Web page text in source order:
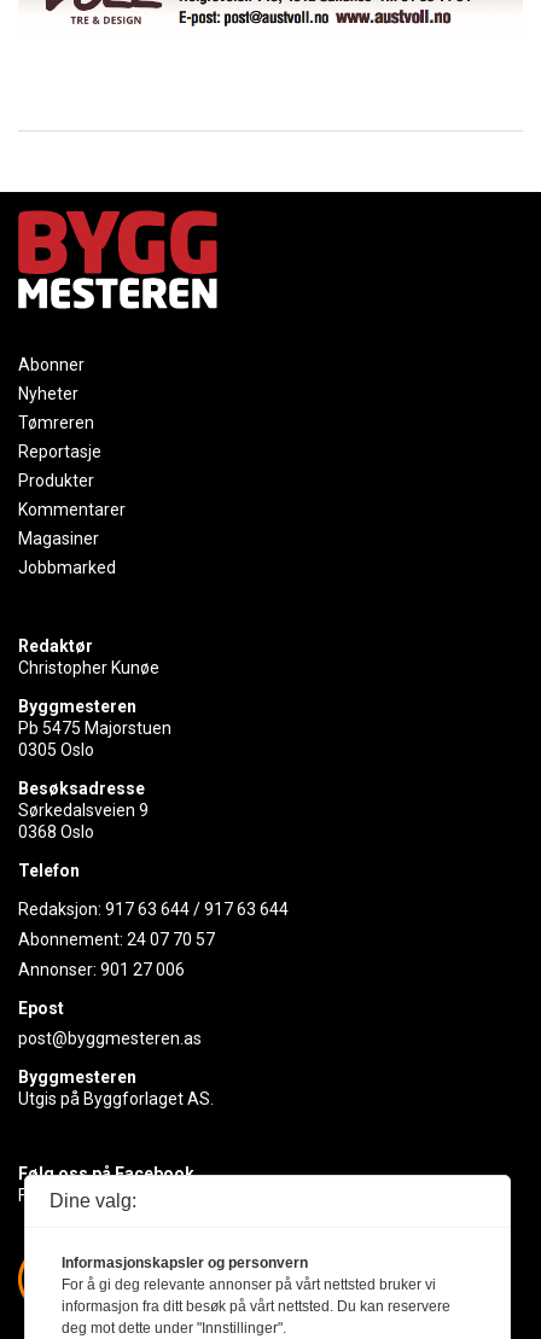
Abonner
Nyheter
Tømreren
Reportasje
Produkter
Kommentarer
Magasiner
Jobbmarked
Redaktør
Christopher Kunøe
Byggmesteren
Pb 5475 Majorstuen
0305 Oslo
Besøksadresse
Sørkedalsveien 9
0368 Oslo
Telefon
Redaksjon: 917 63 644/917 63 644
Abonnement: 24 07 70 57
Annonser: 901 27 006
Epost
post@byggmesteren.as
Byggmesteren
Utgis på Byggforlaget AS.
Følg oss på Facebook
Få med deg det siste innen byggebransjen
Dine valg:
Informasjonskapsler og personvern
For å gi deg relevante annonser på vårt nettsted bruker vi
informasjon fra ditt besøk på vårt nettsted. Du kan reservere
deg mot dette under "Innstillinger".